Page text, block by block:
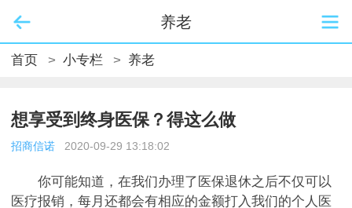
养老
首页 > 小专栏 > 养老
想享受到终身医保？得这么做
招商信诺 2020-09-29 13:18:02
你可能知道，在我们办理了医保退休之后不仅可以
医疗报销，每月还都会有相应的金额打入我们的个人医